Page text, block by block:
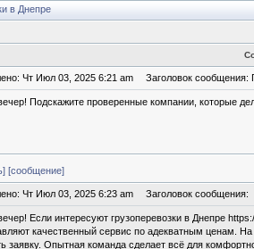
в Днепре
Чт Июл 03, 2025 6:21 am Заголовок сообщения:
Подскажите проверенные компании, которые
[сообщение]
Чт Июл 03, 2025 6:23 am Заголовок сообщения:
Если интересуют грузоперевозки в Днепре
качественный сервис по адекватным ценам.
заявку. Опытная команда сделает всё для